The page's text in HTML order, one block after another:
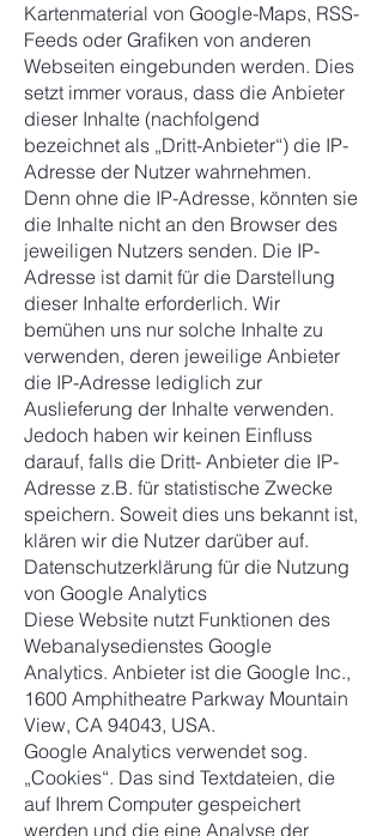
Kartenmaterial von Google-Maps, RSS-
Feeds oder Grafiken von anderen
Webseiten eingebunden werden. Dies
setzt immer voraus, dass die Anbieter
dieser Inhalte (nachfolgend
bezeichnet als „Dritt-Anbieter“) die IP-
Adresse der Nutzer wahrnehmen.
Denn ohne die IP-Adresse, könnten sie
die Inhalte nicht an den Browser des
jeweiligen Nutzers senden. Die IP-
Adresse ist damit für die Darstellung
dieser Inhalte erforderlich. Wir
bemühen uns nur solche Inhalte zu
verwenden, deren jeweilige Anbieter
die IP-Adresse lediglich zur
Auslieferung der Inhalte verwenden.
Jedoch haben wir keinen Einfluss
darauf, falls die Dritt- Anbieter die IP-
Adresse z.B. für statistische Zwecke
speichern. Soweit dies uns bekannt ist,
klären wir die Nutzer darüber auf.
Datenschutzerklärung für die Nutzung
von Google Analytics
Diese Website nutzt Funktionen des
Webanalysedienstes Google
Analytics. Anbieter ist die Google Inc.,
1600 Amphitheatre Parkway Mountain
View, CA 94043, USA.
Google Analytics verwendet sog.
„Cookies“. Das sind Textdateien, die
auf Ihrem Computer gespeichert
werden und die eine Analyse der